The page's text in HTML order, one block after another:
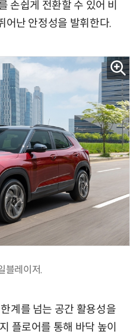
손쉽게 전환할 수 있어 비
어난 안정성을 발휘한다.
블레이저.
계를 넘는 공간 활용성을
플로어를 통해 바닥 높이